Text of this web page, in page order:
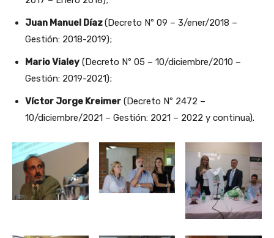
Juan Manuel Díaz(Decreto Nº 09 – 3/ener/2018 –
Gestión: 2018-2019);
Mario Vialey (Decreto Nº 05 – 10/diciembre/2010 –
Gestión: 2019-2021);
Víctor Jorge Kreimer (Decreto Nº 2472 –
10/diciembre/2021 – Gestión: 2021 – 2022 y continua).